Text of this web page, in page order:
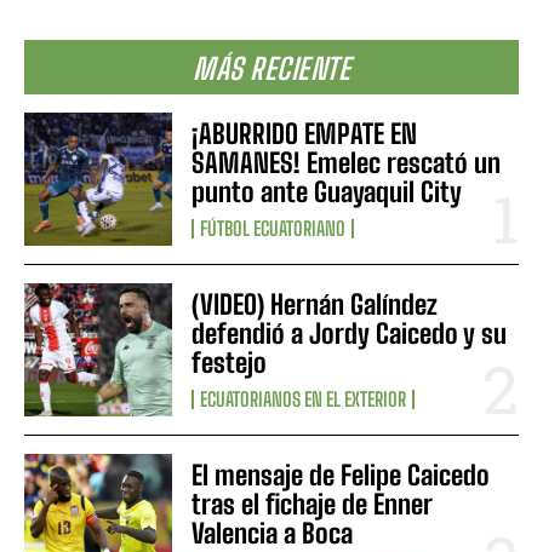
MÁS RECIENTE
¡ABURRIDO EMPATE EN
SAMANES! Emelec rescató un
punto ante Guayaquil City
FÚTBOL ECUATORIANO
(VIDEO) Hernán Galíndez
defendió a Jordy Caicedo y su
festejo
ECUATORIANOS EN EL EXTERIOR
El mensaje de Felipe Caicedo
tras el fichaje de Enner
Valencia a Boca